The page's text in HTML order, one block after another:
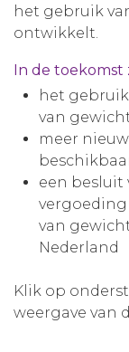
het gebruik
ontwikkelt.
In de toekomst
het gebruik
van
meer
een besluit
vergoeding
van
Nederland
Klik op
weergave van